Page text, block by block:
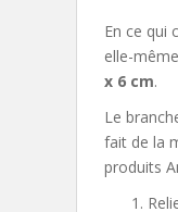
En ce qui
elle-
x 6 cm.
Le
fait de la
produits